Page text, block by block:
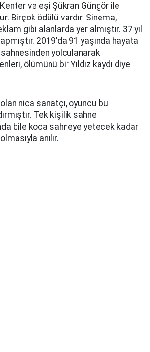
ve eşi Şükran Güngör ile
Birçok ödülü vardır. Sinema,
gibi alanlarda yer almıştır. 37 yıl
2019'da 91 yaşında hayata
yolculanarak
ölümünü bir Yıldız kaydı diye
nica sanatçı, oyuncu bu
Tek kişilik sahne
bile koca sahneye yetecek kadar
anılır.